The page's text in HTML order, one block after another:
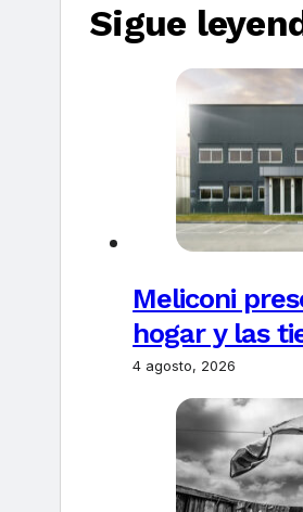
Sigue
Meliconi
hogar y las
4 agosto, 2026